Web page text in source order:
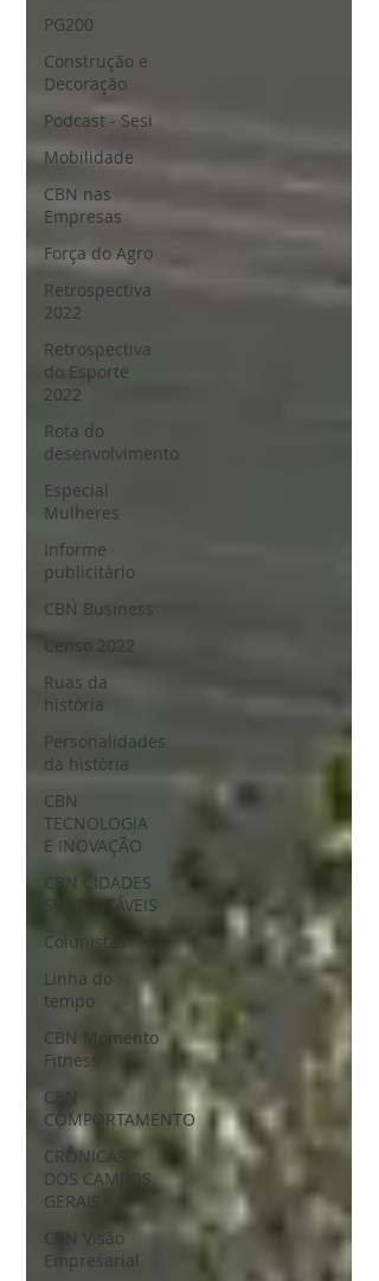
PG200
Construção e
Decoração
Podcast - Sesi
Mobilidade
CBN nas
Empresas
Força do Agro
Retrospectiva
2022
Retrospectiva
do Esporte
2022
Rota do
desenvolvimento
Especial
Mulheres
Informe
publicitário
CBN Business
Censo 2022
Ruas da
história
Personalidades
da história
CBN
TECNOLOGIA
E INOVAÇÃO
CBN CIDADES
SUSTENTÁVEIS
Colunistas
Linha do
tempo
CBN Momento
Fitness
CBN
COMPORTAMENTO
CRÔNICAS
DOS CAMPOS
GERAIS
CBN Visão
Empresarial